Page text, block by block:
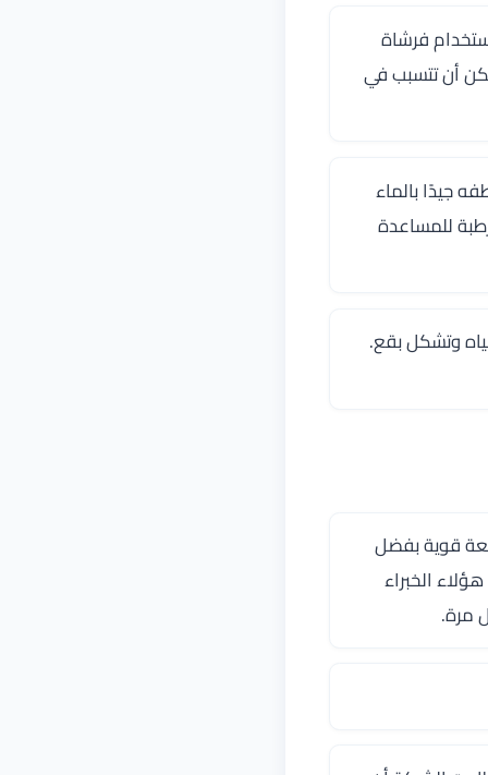
فرشاة
أن تتسبب في
جيدًا بالماء
للمساعدة
وتشكل بقع.
قوية بفضل
الخبراء
مرة.